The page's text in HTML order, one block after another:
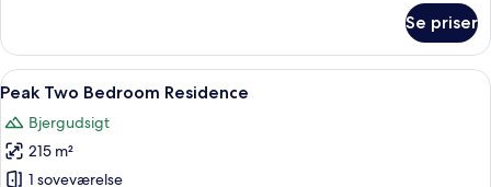
Four
Bedroom
Grand
Se priser
Indlæs
alle
billeder
af
Peak
Et hotelværelse med en stor seng,
10
Peak Two Bedroom Residence
Bjergudsigt
215 m²
1 soveværelse